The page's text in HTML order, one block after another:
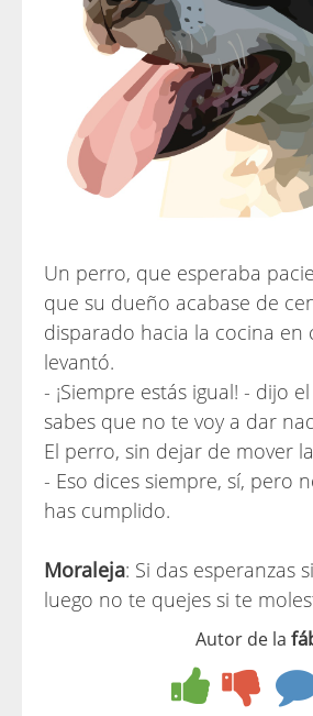
Un perro, que esperaba
que su dueño acabase de
disparado hacia la cocina en
levantó.
- ¡Siempre estás igual! - dijo
sabes que no te voy a dar
El perro, sin dejar de mover
- Eso dices siempre, sí, pero
has cumplido.
Moraleja: Si das esperanzas
luego no te quejes si te
Autor de la